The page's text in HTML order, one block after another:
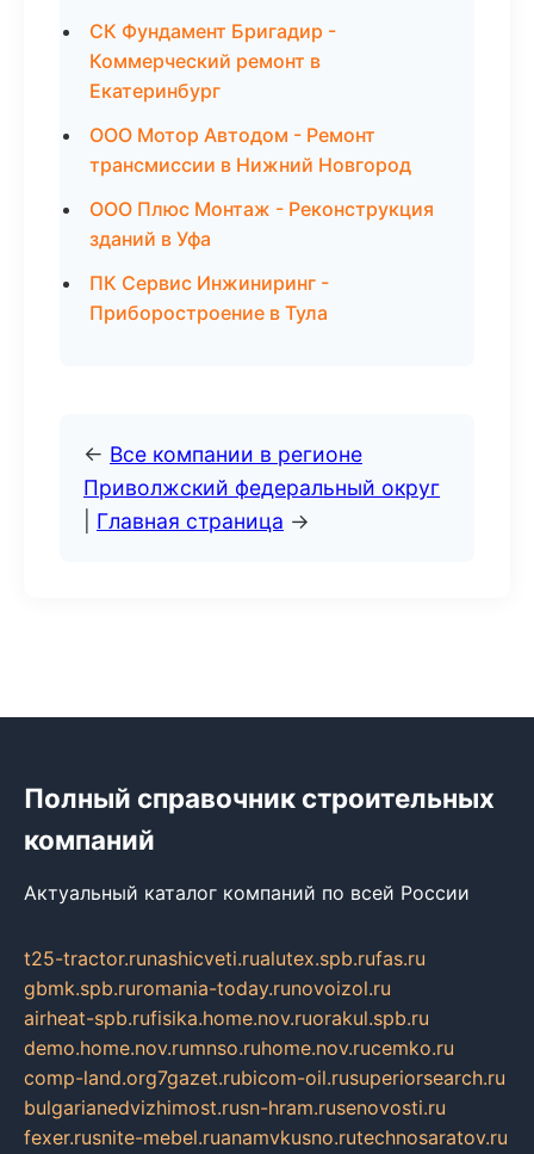
СК Фундамент Бригадир -
Коммерческий ремонт в
Екатеринбург
ООО Мотор Автодом - Ремонт
трансмиссии в Нижний Новгород
ООО Плюс Монтаж - Реконструкция
зданий в Уфа
ПК Сервис Инжиниринг -
Приборостроение в Тула
← Все компании в регионе
Приволжский федеральный округ
Главная страница →
Полный справочник строительных
компаний
Актуальный каталог компаний по всей России
t25-tractor.runashicveti.rualutex.spb.rufas.ru
gbmk.spb.ruromania-today.runovoizol.ru
airheat-spb.rufisika.home.nov.ruorakul.spb.ru
demo.home.nov.rumnso.ruhome.nov.rucemko.ru
comp-land.org7gazet.rubicom-oil.rusuperiorsearch.ru
bulgarianedvizhimost.rusn-hram.rusenovosti.ru
fexer.rusnite-mebel.ruanamvkusno.rutechnosaratov.ru